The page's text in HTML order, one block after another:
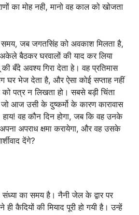
का मोह नही, मानो वह काल को खोजता
समय, जब जगतसिंह को अवकाश मिलता है,
बैठकर घरवालों की याद कर लिया
बँदे अवश्य गिरा देता हे। वह प्रतिमास
घर भेज देता है, और ऐसा कोई सप्ताह नहीं
को पत्र न लिखता हो। सबसे बड़ी चिंता
आज उसी के दुष्कर्मो के कारण कारावास
वह कौन दिन होगा, जब कि वह उनके
अपराध क्षमा करायेगा, और वह उसके
देंगे?
संध्या का समय है। नैनी जेल के द्वार पर
कैदियों की मियाद पूरी हो गयी है। उन्हें